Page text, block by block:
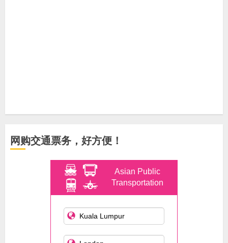
网购交通票务，好方便！
Asian Public
Transportation